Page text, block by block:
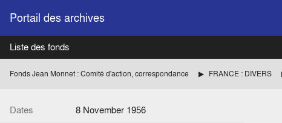
Portail des archives
Liste des fonds
Fonds Jean Monnet : Comité d'action, correspondance FRANCE : DIVERS
Dates
8 November 1956